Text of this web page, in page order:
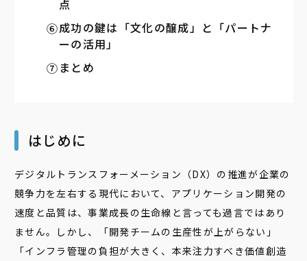
点
成功の鍵は「文化の醸成」と「パートナ
ーの活用」
まとめ
はじめに
デジタルトランスフォーメーション（DX）の推進が企業の
競争力を左右する現代において、アプリケーション開発の
速度と品質は、事業成長の生命線と言っても過言ではあり
ません。しかし、「開発チームの生産性が上がらない」
「インフラ管理の負担が大きく、本来注力すべき価値創造